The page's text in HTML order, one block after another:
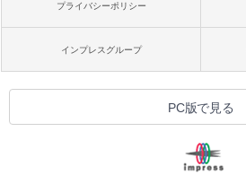
プライバシーポリシー
インプレスグループ
PC版で見る